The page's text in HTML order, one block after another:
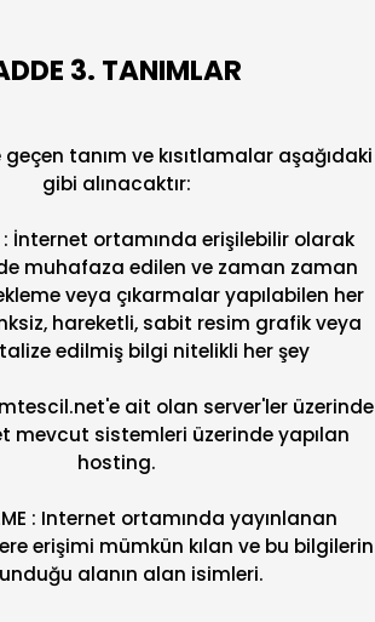
3. TANIMLAR
tanım ve kısıtlamalar aşağıdaki
gibi alınacaktır:
: İnternet ortamında erişilebilir olarak
muhafaza edilen ve zaman zaman
veya çıkarmalar yapılabilen her
hareketli, sabit resim grafik veya
edilmiş bilgi nitelikli her şey
ait olan server'ler üzerinde
mevcut sistemleri üzerinde yapılan
hosting.
: Internet ortamında yayınlanan
erişimi mümkün kılan ve bu bilgilerin
alanın alan isimleri.